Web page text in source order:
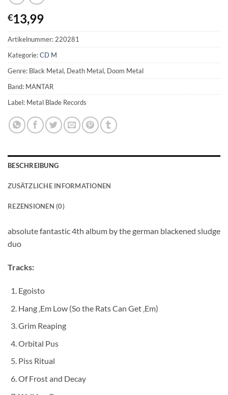
€13,99
Artikelnummer:220281
Kategorie:CD M
Genre: Black Metal, Death Metal, Doom Metal
Band: MANTAR
Label: Metal Blade Records
BESCHREIBUNG
ZUSÄTZLICHE INFORMATIONEN
REZENSIONEN (0)
absolute fantastic 4th album by the german blackened sludge
duo
Tracks:
Egoisto
Hang ‚Em Low (So the Rats Can Get ‚Em)
Grim Reaping
Orbital Pus
Piss Ritual
Of Frost and Decay